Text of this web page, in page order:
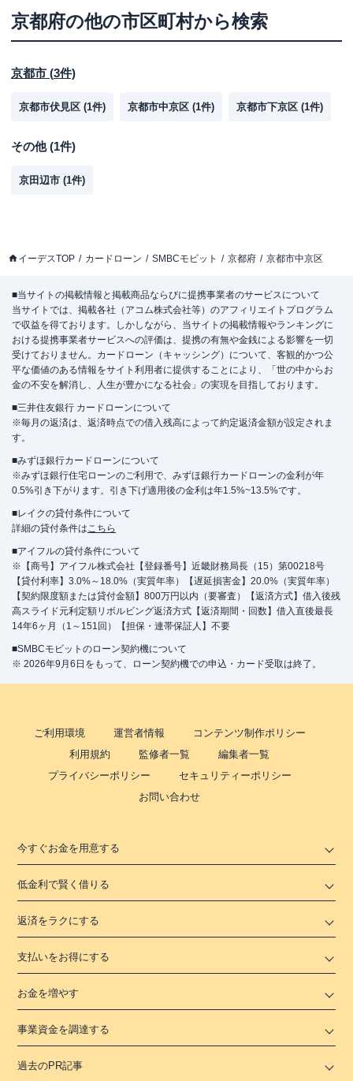
京都府の他の市区町村から検索
京都市 (3件)
京都市伏見区 (1件) 京都市中京区 (1件) 京都市下京区 (1件)
その他(1件)
京田辺市 (1件)
イーデスTOP カードローン SMBCモビット 京都府 京都市中京区
■当サイトの掲載情報と掲載商品ならびに提携事業者のサービスについて
当サイトでは、掲載各社（アコム株式会社等）のアフィリエイトプログラム
で収益を得ております。しかしながら、当サイトの掲載情報やランキングに
おける提携事業者サービスへの評価は、提携の有無や金銭による影響を一切
受けておりません。カードローン（キャッシング）について、客観的かつ公
平な価値のある情報をサイト利用者に提供することにより、「世の中からお
金の不安を解消し、人生が豊かになる社会」の実現を目指しております。
■三井住友銀行 カードローンについて
※毎月の返済は、返済時点での借入残高によって約定返済金額が設定されま
す。
■みずほ銀行カードローンについて
※みずほ銀行住宅ローンのご利用で、みずほ銀行カードローンの金利が年
0.5%引き下がります。引き下げ適用後の金利は年1.5%~13.5%です。
■レイクの貸付条件について
詳細の貸付条件はこちら
■アイフルの貸付条件について
※【商号】アイフル株式会社【登録番号】近畿財務局長（15）第00218号
【貸付利率】3.0%～18.0%（実質年率）【遅延損害金】20.0%（実質年率）
【契約限度額または貸付金額】800万円以内（要審査）【返済方式】借入後残
高スライド元利定額リボルビング返済方式【返済期間・回数】借入直後最長
14年6ヶ月（1～151回）【担保・連帯保証人】不要
■SMBCモビットのローン契約機について
※ 2026年9月6日をもって、ローン契約機での申込・カード受取は終了。
ご利用環境 運営者情報
コンテンツ制作ポリシー
利用規約
監修者一覧
編集者一覧
プライバシーポリシー
セキュリティーポリシー
お問い合わせ
今すぐお金を用意する
低金利で賢く借りる
返済をラクにする
支払いをお得にする
お金を増やす
事業資金を調達する
過去のPR記事